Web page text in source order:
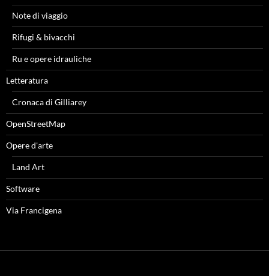
Note di viaggio
Rifugi & bivacchi
Ru e opere idrauliche
Letteratura
Cronaca di Gilliarey
OpenStreetMap
Opere d'arte
Land Art
Software
Via Francigena